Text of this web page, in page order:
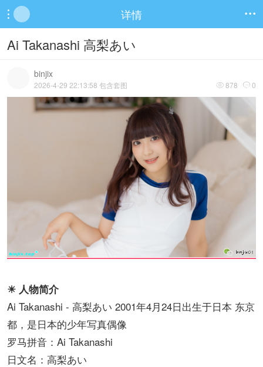
 详情 
Ai Takanashi 高梨あい
binjix
 878  0
2026-4-29 22:13:58 包含套图
☀ 人物简介
Ai Takanashi - 高梨あい 2001年4月24日出生于日本 东京
都，是日本的少年写真偶像
罗马拼音：Ai Takanashi
日文名：高梨あい